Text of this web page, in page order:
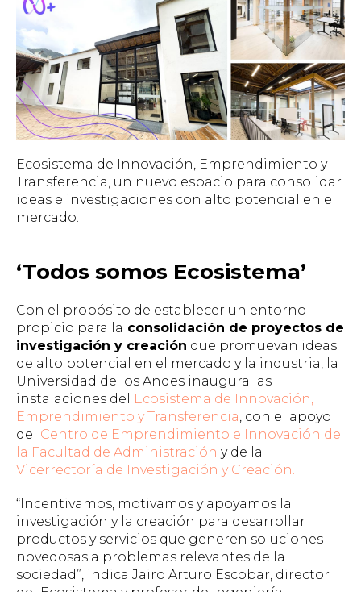
Ecosistema de Innovación, Emprendimiento y
Transferencia, un nuevo espacio para consolidar
ideas e investigaciones con alto potencial en el
mercado.
‘Todos somos Ecosistema’
Con el propósito de establecer un entorno
propicio para la consolidación de proyectos de
investigación y creación que promuevan ideas
de alto potencial en el mercado y la industria, la
Universidad de los Andes inaugura las
instalaciones del
Ecosistema de Innovación,
Emprendimiento y Transferencia, con el apoyo
del Centro de Emprendimiento e Innovación de
la Facultad de Administración y de la
Vicerrectoría de Investigación y Creación.
“Incentivamos, motivamos y apoyamos la
investigación y la creación para desarrollar
productos y servicios que generen soluciones
novedosas a problemas relevantes de la
sociedad”, indica Jairo Arturo Escobar, director